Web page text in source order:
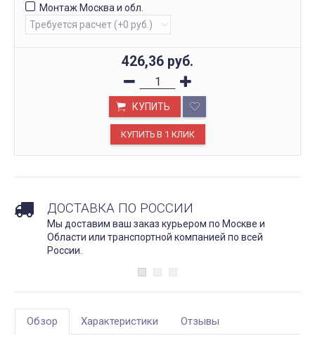
Монтаж Москва и обл.
426,36 руб.
КУПИТЬ
ДОСТАВКА ПО РОССИИ
Мы доставим ваш заказ курьером по Москве и
Области или транспортной компанией по всей
России.
Обзор Характеристики Отзывы